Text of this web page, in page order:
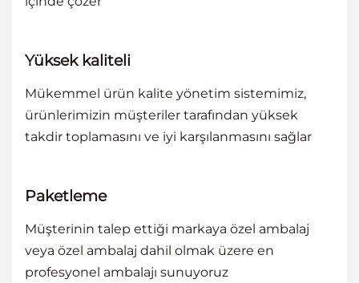
Yüksek kaliteli
Mükemmel ürün kalite yönetim sistemimiz,
ürünlerimizin müşteriler tarafından yüksek
takdir toplamasını ve iyi karşılanmasını sağlar
Paketleme
Müşterinin talep ettiği markaya özel ambalaj
veya özel ambalaj dahil olmak üzere en
profesyonel ambalajı sunuyoruz